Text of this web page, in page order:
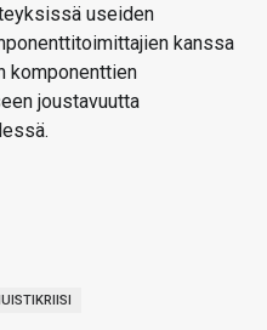
useiden
kanssa
komponenttien
joustavuutta